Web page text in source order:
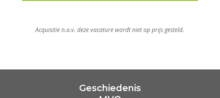
Acquisitie n.a.v. deze vacature wordt niet op prijs gesteld.
Geschiedenis